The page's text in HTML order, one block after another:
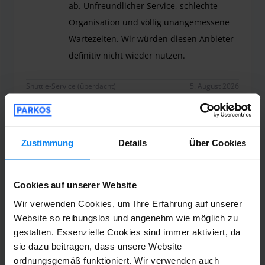
Zustimmung Details Über Cookies
Cookies auf unserer Website
Wir verwenden Cookies, um Ihre Erfahrung auf unserer
Website so reibungslos und angenehm wie möglich zu
gestalten. Essenzielle Cookies sind immer aktiviert, da
sie dazu beitragen, dass unsere Website
ordnungsgemäß funktioniert. Wir verwenden auch
ab. Unfreundlicher Service, schlechte
Organisation und völlig unangemessene
Wartezeiten. Wir würden diesen Anbieter
definitiv nicht wieder nutzen.
Shuttle-Service (überdacht) 5. August 2026
Susanne Wiegand
Geparkt von 26.07.26 bis 03.08.26
Mit dem Parkplatz war alles in Ordnung.
Bei der Ankunft war niemand vor Ort. Erst
nach Anruf kam ein fürchterlich
unfreundlicher Fahrer. Es hat dann fast 45
Minuten gedauert, bis wir zum Flughafen